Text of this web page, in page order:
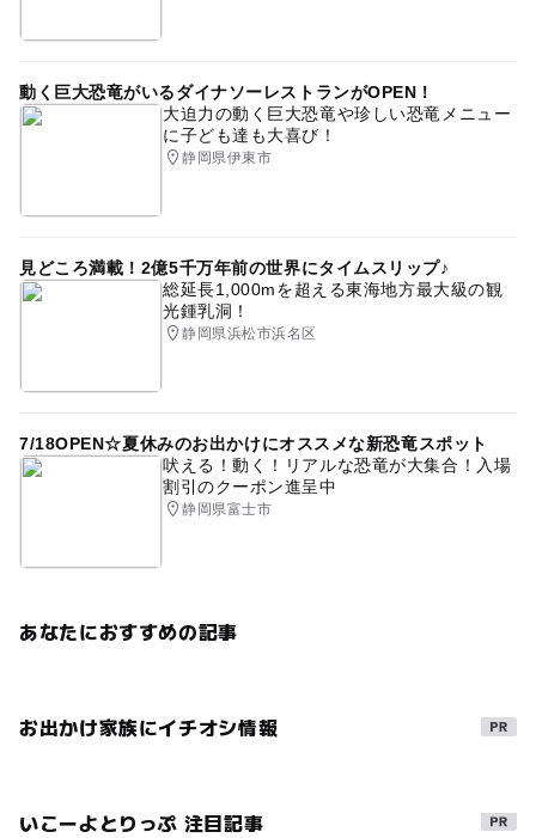
動く巨大恐竜がいるダイナソーレストランがOPEN！
大迫力の動く巨大恐竜や珍しい恐竜メニュー
に子ども達も大喜び！
静岡県伊東市
見どころ満載！2億5千万年前の世界にタイムスリップ♪
総延長1,000mを超える東海地方最大級の観
光鍾乳洞！
静岡県浜松市浜名区
7/18OPEN☆夏休みのお出かけにオススメな新恐竜スポット
吠える！動く！リアルな恐竜が大集合！入場
割引のクーポン進呈中
静岡県富士市
あなたにおすすめの記事
お出かけ家族にイチオシ情報
いこーよとりっぷ 注目記事